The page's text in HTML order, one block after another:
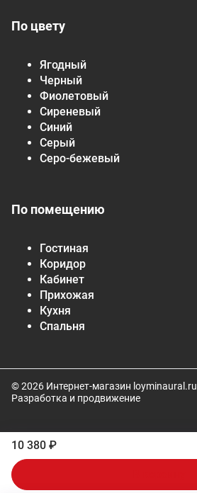
10 380 ₽
По цвету
Ягодный
Черный
Фиолетовый
Сиреневый
Синий
Серый
Серо-бежевый
По помещению
Гостиная
Коридор
Кабинет
Прихожая
Кухня
Спальня
© 2026 Интернет-магазин loyminaural.ru
Разработка и продвижение